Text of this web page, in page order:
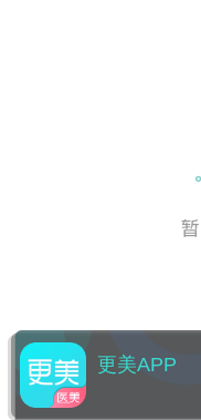
更美APP